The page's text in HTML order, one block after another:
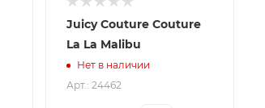
Juicy Couture Couture
La La Malibu
Нет в наличии
Арт.: 24462